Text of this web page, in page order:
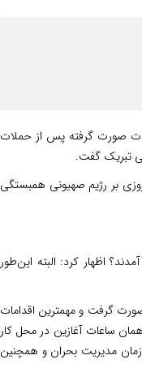
صورت گرفته پس از حملات
تبریک گفت.
مهمترین عامل پیروزی بر رژیم صهیونی همبستگی
هدف [خرابکاری] آمدند؟ اظهار کرد: البته این‌طور
گرفت و مهمترین اقدامات
همان ساعات آغازین در محل کار
مدیریت بحران و همچنین